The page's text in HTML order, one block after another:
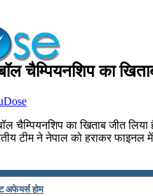
चैम्पियनशिप का
चैम्पियनशिप का खिताब जीत
टीम ने नेपाल को हराकर फाइनल
अफेयर्स होम